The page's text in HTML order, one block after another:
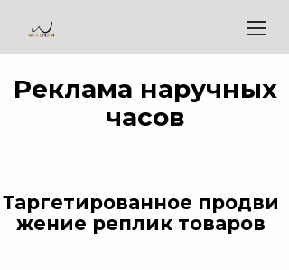
Таргетированное продви
жение реплик товаров
Реклама наручных
часов